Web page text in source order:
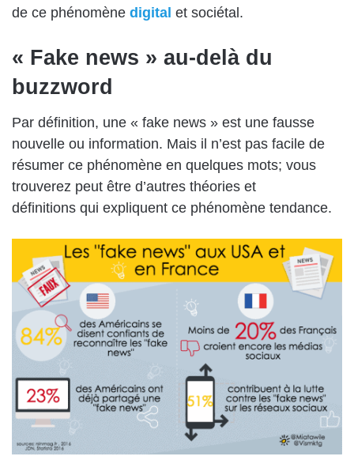
de ce phénomène digital et sociétal.
« Fake news » au-delà du
buzzword
Par définition, une « fake news » est une fausse
nouvelle ou information. Mais il n’est pas facile de
résumer ce phénomène en quelques mots; vous
trouverez peut être d’autres théories et
définitions qui expliquent ce phénomène tendance.